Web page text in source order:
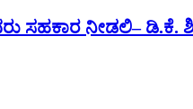
ಸಹಕಾರ ನೀಡಲಿ– ಡಿ.ಕೆ.